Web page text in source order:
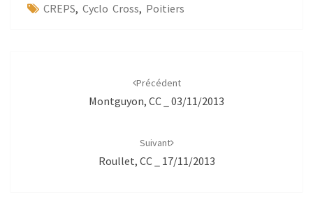
CREPS, Cyclo Cross, Poitiers
Précédent
Montguyon, CC _ 03/11/2013
Suivant
Roullet, CC _ 17/11/2013